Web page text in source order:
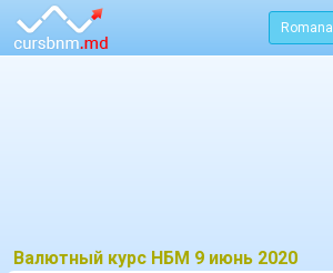
Romana
Bалютный курс НБМ 9 июнь 2020